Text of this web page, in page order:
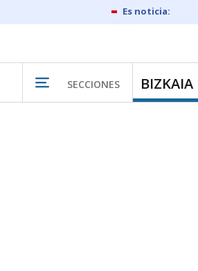
SECCIONES BIZKAIA